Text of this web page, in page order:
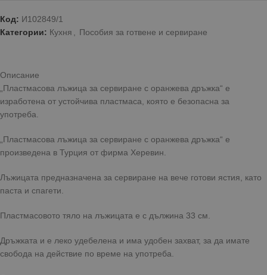
Код: И102849/1
Категории: Кухня Пособия за готвене и сервиране
Описание
„Пластмасова лъжица за сервиране с оранжева дръжка“ е
изработена от устойчива пластмаса, която е безопасна за
употреба.
„Пластмасова лъжица за сервиране с оранжева дръжка“ е
произведена в Турция от фирма Херевин.
Лъжицата предназначена за сервиране на вече готови ястия, като
паста и спагети.
Пластмасовото тяло на лъжицата е с дължина 33 см.
Дръжката и е леко удебелена и има удобен захват, за да имате
свобода на действие по време на употреба.